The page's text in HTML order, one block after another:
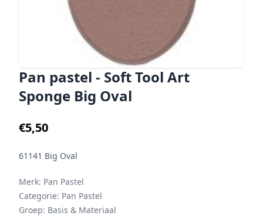
Pan pastel - Soft Tool Art
Sponge Big Oval
€5,50
61141 Big Oval
Merk: Pan Pastel
Categorie: Pan Pastel
Groep: Basis & Materiaal